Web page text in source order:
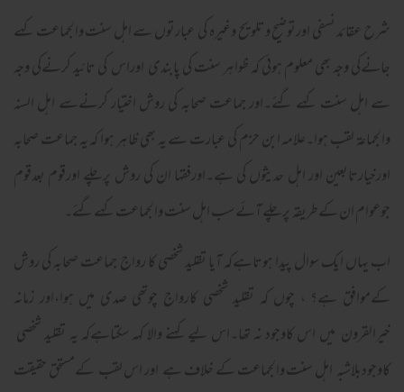
شرح عقائد نسفی اورتوضیح وتلویح وغیرہ کی عبارتوں سے اہل سنت والجماعت کہے
جانےکی وجہ بھی معلوم ہوئی کہ ظواہر سنت کی پابندی اوراس کی تائید کرنےکی وجہ
سے اہل سنت کہے گئے۔اور جماعت صحابہ کی روش اختیار کرنےسے اہل السنہ
والجماعۃ لقب ہوا۔علامہ ابن حزم کی عبارت سے یہ بھی ظاہر ہوا کہ یہ جماعت صحابہ
اورخیارتابعین اور اہل حدیثوں کی ہے۔اورفقہا ان کی روش پرچلے اورقوم بعدقوم
جوعوام ان کےطریقہ پرچلے آئے سب اہل سنت والجماعت کہےگئے۔
اب یہاں ایک سوال پیدا ہوتاہےکہ آیا تقلید شخصی کا رواج جماعت صحابہ کی روش
کےموافق ہے؟ ، چوں کہ تقلید شخصی کارواج چوتھی صدی میں ہوا،اور زمانہ
خیرالقرون میں اس کاوجود نہ تھا۔اس لیے کہنے والا کہہ سکتاہےکہ یہ تقلید شخصی
کاوجودبلاشبہ اہل سنت والجماعت کے خلاف ہے اور اس لقب کےمستحق حقیقت